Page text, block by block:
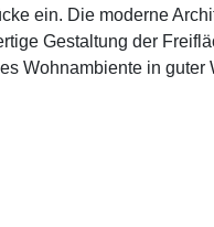
ein. Die moderne
Gestaltung der
Wohnambiente in guter